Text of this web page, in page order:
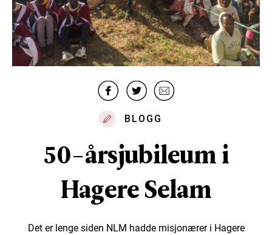
BLOGG
50-årsjubileum i
Hagere Selam
Det er lenge siden NLM hadde misjonærer i Hagere